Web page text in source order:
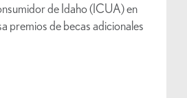
de Idaho (ICUA) en
premios de becas adicionales